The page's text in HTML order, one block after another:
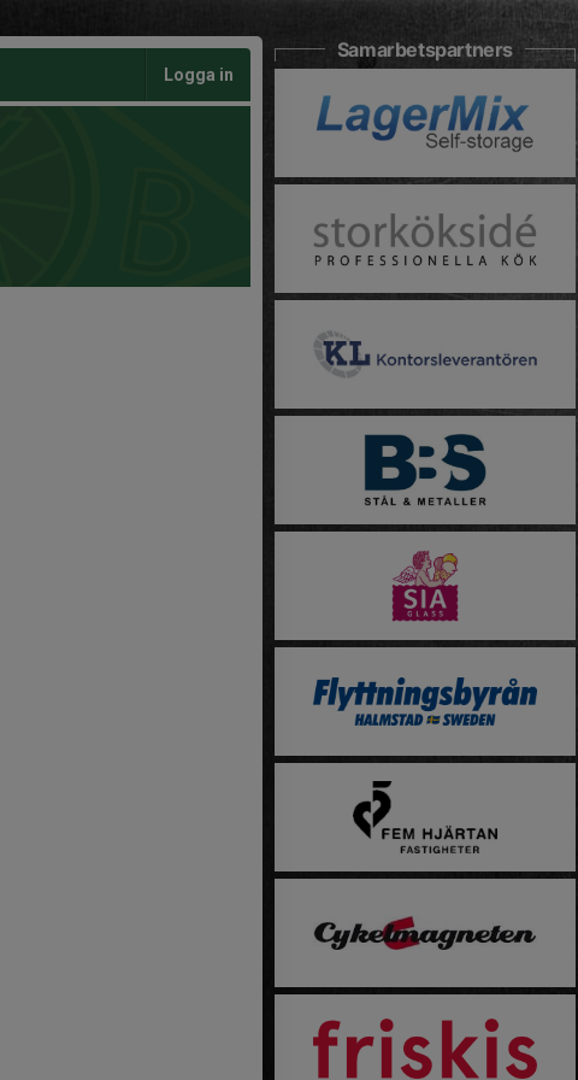
Logga in
Samarbetspartners